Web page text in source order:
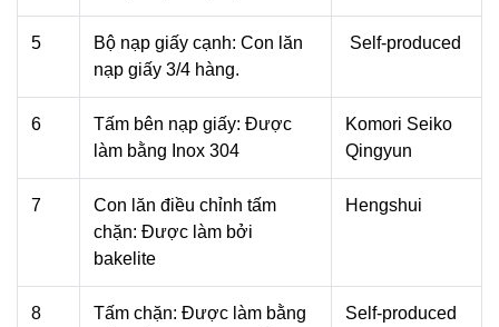
5
Bộ nạp giấy cạnh: Con lăn
nạp giấy 3/4 hàng.
Self-produced
6
Tấm bên nạp giấy: Được
làm bằng Inox 304
Komori Seiko
Qingyun
7
Con lăn điều chỉnh tấm
chặn: Được làm bởi
bakelite
Hengshui
8
Tấm chặn: Được làm bằng
Self-produced